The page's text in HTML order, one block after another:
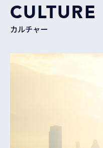
CULTURE
カルチャー